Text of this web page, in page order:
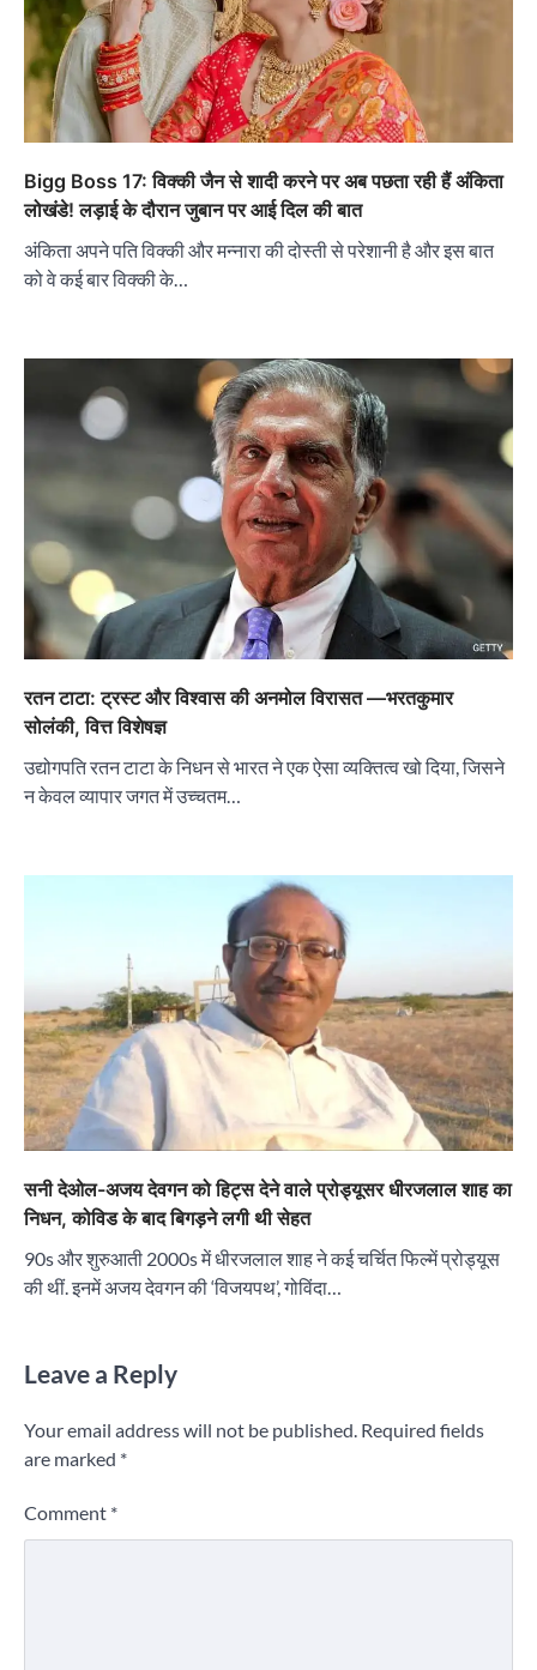
Bigg Boss 17: विक्की जैन से शादी करने पर अब पछता रही हैं अंकिता
लोखंडे! लड़ाई के दौरान जुबान पर आई दिल की बात
अंकिता अपने पति विक्की और मन्नारा की दोस्ती से परेशानी है और इस बात
को वे कई बार विक्की के…
रतन टाटा: ट्रस्ट और विश्वास की अनमोल विरासत —भरतकुमार
सोलंकी, वित्त विशेषज्ञ
उद्योगपति रतन टाटा के निधन से भारत ने एक ऐसा व्यक्तित्व खो दिया, जिसने
न केवल व्यापार जगत में उच्चतम…
सनी देओल-अजय देवगन को हिट्स देने वाले प्रोड्यूसर धीरजलाल शाह का
निधन, कोविड के बाद बिगड़ने लगी थी सेहत
90s और शुरुआती 2000s में धीरजलाल शाह ने कई चर्चित फिल्में प्रोड्यूस
की थीं. इनमें अजय देवगन की ‘विजयपथ’, गोविंदा…
Leave a Reply
Your email address will not be published. Required fields
are marked *
Comment *